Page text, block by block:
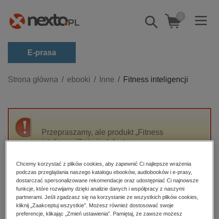
Pokaż/schowaj
wyszukiwarkę
0
E-prasa
Kategorie
biznesowe, branżowe, gospodarka
dzienniki
edukacja
hobby, sport, rozrywka
komputery, internet, technologie, informatyka
Strona główna ebooki Inne Fitness inteligencji
Przepraszamy, ale produkt „Fitness
inteligencji” nie jest dostępny.
High-contrast mode
Polecane
Chcemy korzystać z plików cookies, aby zapewnić Ci najlepsze wrażenia
podczas przeglądania naszego katalogu ebooków, audiobooków i e-prasy,
dostarczać spersonalizowane rekomendacje oraz udostępniać Ci najnowsze
funkcje, które rozwijamy dzięki analizie danych i współpracy z naszymi
partnerami. Jeśli zgadzasz się na korzystanie ze wszystkich plików cookies,
kliknij „Zaakceptuj wszystkie”. Możesz również dostosować swoje
preferencje, klikając „Zmień ustawienia”. Pamiętaj, że zawsze możesz